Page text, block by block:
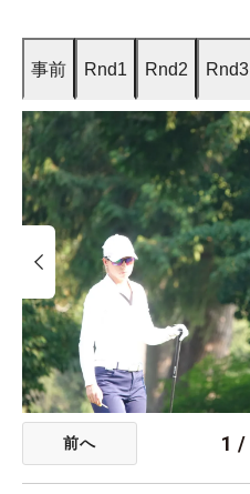
事前 Rnd1 Rnd2 Rnd3
前へ 1 /